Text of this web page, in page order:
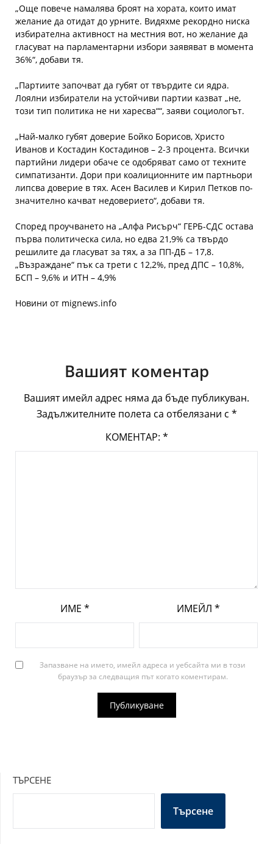
„Още повече намалява броят на хората, които имат
желание да отидат до урните. Видяхме рекордно ниска
избирателна активност на местния вот, но желание да
гласуват на парламентарни избори заявяват в момента
36%“, добави тя.
„Партиите започват да губят от твърдите си ядра.
Лоялни избиратели на устойчиви партии казват „не,
този тип политика не ни харесва““, заяви социологът.
„Най-малко губят доверие Бойко Борисов, Христо
Иванов и Костадин Костадинов – 2-3 процента. Всички
партийни лидери обаче се одобряват само от техните
симпатизанти. Дори при коалиционните им партньори
липсва доверие в тях. Асен Василев и Кирил Петков по-
значително качват недоверието“, добави тя.
Според проучването на „Алфа Рисърч“ ГЕРБ-СДС остава
първа политическа сила, но едва 21,9% са твърдо
решилите да гласуват за тях, а за ПП-ДБ – 17,8.
„Възраждане“ пък са трети с 12,2%, пред ДПС – 10,8%,
БСП – 9,6% и ИТН – 4,9%
Новини от mignews.info
Вашият коментар
Вашият имейл адрес няма да бъде публикуван.
Задължителните полета са отбелязани с *
КОМЕНТАР: *
ИМЕ * ИМЕЙЛ *
Запазване на името, имейл адреса и уебсайта ми в този
браузър за следващия път когато коментирам.
ТЪРСЕНЕ
Търсене